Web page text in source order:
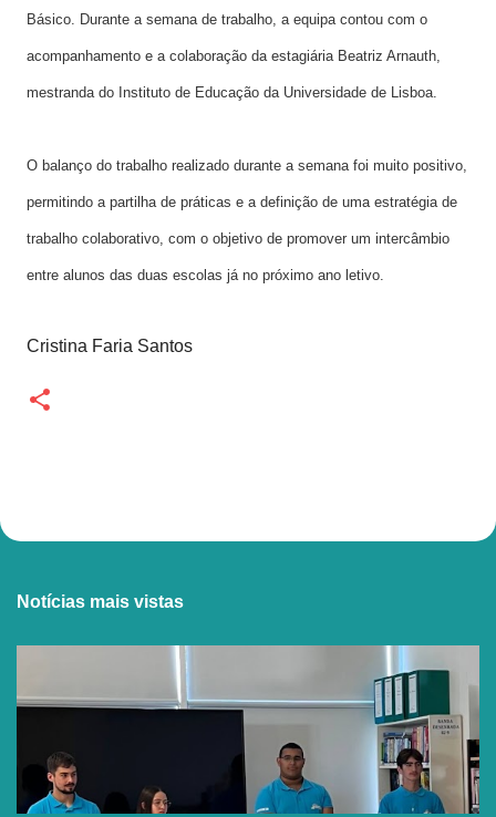
Básico. Durante a semana de trabalho, a equipa contou com o
acompanhamento e a colaboração da estagiária Beatriz Arnauth,
mestranda do Instituto de Educação da Universidade de Lisboa.
O balanço do trabalho realizado durante a semana foi muito positivo,
permitindo a partilha de práticas e a definição de uma estratégia de
trabalho colaborativo, com o objetivo de promover um intercâmbio
entre alunos das duas escolas já no próximo ano letivo.
Cristina Faria Santos
Notícias mais vistas